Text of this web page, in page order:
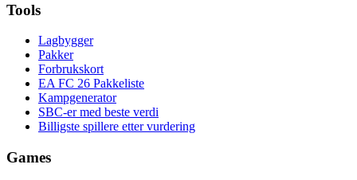
Tools
Lagbygger
Pakker
Forbrukskort
EA FC 26 Pakkeliste
Kampgenerator
SBC-er med beste verdi
Billigste spillere etter vurdering
Games